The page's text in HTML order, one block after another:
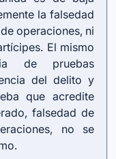
la falsedad
operaciones, ni
El mismo
de pruebas
del delito y
que acredite
falsedad de
no se